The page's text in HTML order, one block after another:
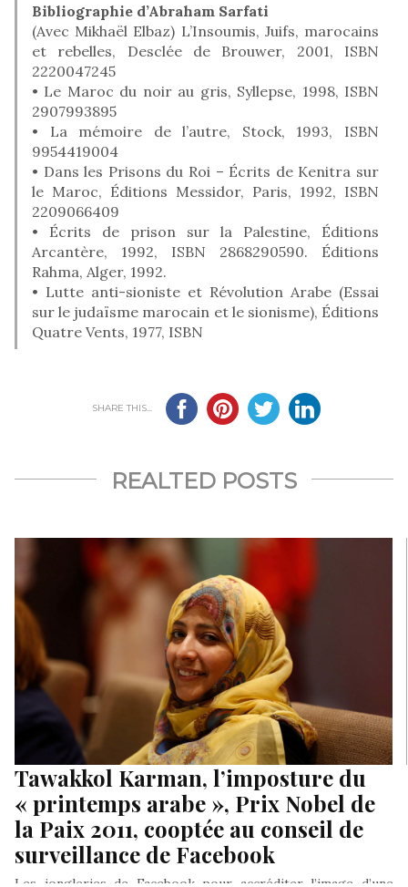
Bibliographie d’Abraham Sarfati
(Avec Mikhaël Elbaz) L’Insoumis, Juifs, marocains
et rebelles, Desclée de Brouwer, 2001, ISBN
2220047245
• Le Maroc du noir au gris, Syllepse, 1998, ISBN
2907993895
• La mémoire de l’autre, Stock, 1993, ISBN
9954419004
• Dans les Prisons du Roi – Écrits de Kenitra sur
le Maroc, Éditions Messidor, Paris, 1992, ISBN
2209066409
• Écrits de prison sur la Palestine, Éditions
Arcantère, 1992, ISBN 2868290590. Éditions
Rahma, Alger, 1992.
• Lutte anti-sioniste et Révolution Arabe (Essai
sur le judaïsme marocain et le sionisme), Éditions
Quatre Vents, 1977, ISBN
SHARE THIS...
REALTED POSTS
Tawakkol Karman, l’imposture du
« printemps arabe », Prix Nobel de
la Paix 2011, cooptée au conseil de
surveillance de Facebook
Les jongleries de Facebook pour accréditer l’image d’une